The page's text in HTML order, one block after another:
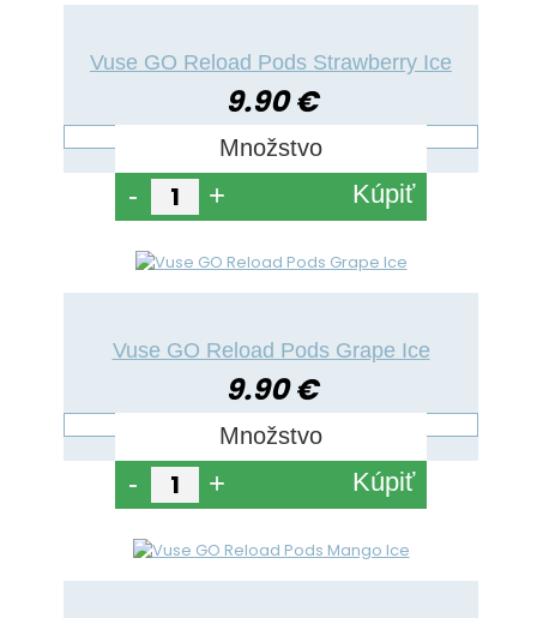
Vuse GO Reload Pods Strawberry Ice
9.90 €
Množstvo
- + Kúpiť
Vuse GO Reload Pods Grape Ice
9.90 €
Množstvo
- + Kúpiť